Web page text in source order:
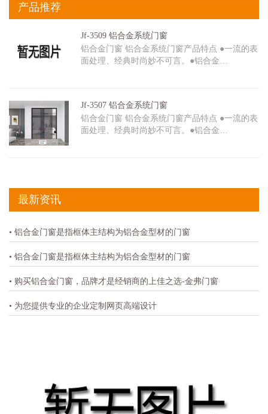
产品推荐
Jf-3509 铝合金系统门窗
铝合金门窗 铝合金系统门窗产品特点 ●一流的表
面处理、经典时尚妙不可言。●铝合金…
Jf-3507 铝合金系统门窗
铝合金门窗 铝合金系统门窗产品特点 ●一流的表
面处理、经典时尚妙不可言。●铝合金…
最新资讯
• 铝合金门窗是指框体主结构为铝合金型材的门窗
• 铝合金门窗是指框体主结构为铝合金型材的门窗
• 购买铝合金门窗，品牌才是经销商的上佳之选-金弗门窗
• 为您提供专业的企业定制网页高端设计